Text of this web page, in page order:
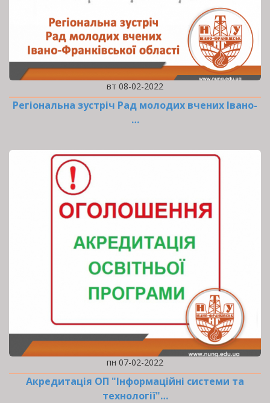
вт 08-02-2022
Регіональна зустріч Рад молодих вчених Івано-
…
пн 07-02-2022
Акредитація ОП "Інформаційні системи та
технології"…